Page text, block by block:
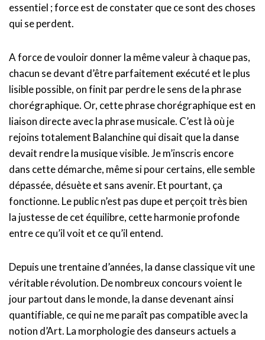
essentiel ; force est de constater que ce sont des choses
qui se perdent.
A force de vouloir donner la même valeur à chaque pas,
chacun se devant d’être parfaitement exécuté et le plus
lisible possible, on finit par perdre le sens de la phrase
chorégraphique. Or, cette phrase chorégraphique est en
liaison directe avec la phrase musicale. C’est là où je
rejoins totalement Balanchine qui disait que la danse
devait rendre la musique visible. Je m’inscris encore
dans cette démarche, même si pour certains, elle semble
dépassée, désuète et sans avenir. Et pourtant, ça
fonctionne. Le public n’est pas dupe et perçoit très bien
la justesse de cet équilibre, cette harmonie profonde
entre ce qu’il voit et ce qu’il entend.
Depuis une trentaine d’années, la danse classique vit une
véritable révolution. De nombreux concours voient le
jour partout dans le monde, la danse devenant ainsi
quantifiable, ce qui ne me paraît pas compatible avec la
notion d’Art. La morphologie des danseurs actuels a